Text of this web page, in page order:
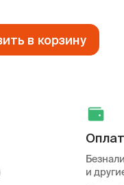
в корзину
и